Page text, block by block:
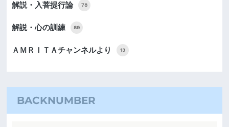
解説・入菩提行論 78
解説・心の訓練 89
ＡＭＲＩＴＡチャンネルより 13
BACKNUMBER